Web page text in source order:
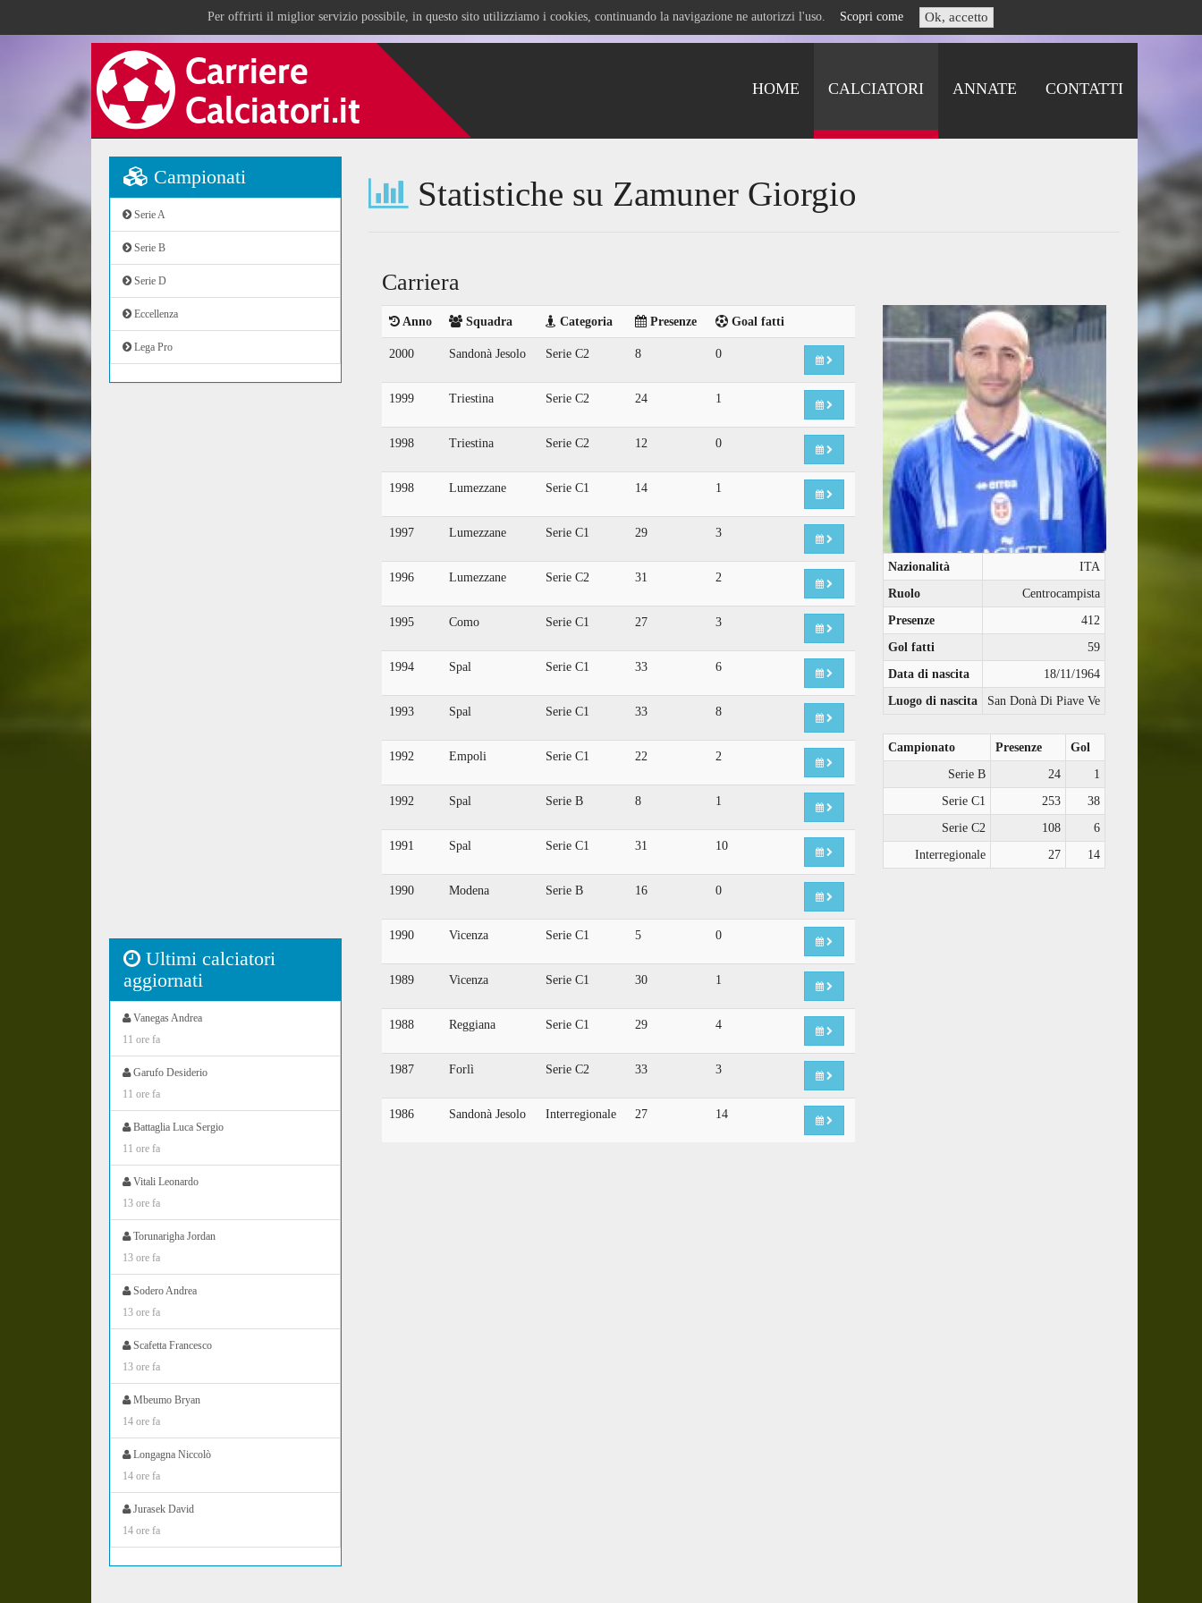
Per offrirti il miglior servizio possibile, in questo sito utilizziamo i cookies, continuando la navigazione ne autorizzi l'uso. Scopri come Ok, accetto
HOME CALCIATORI ANNATE CONTATTI
Campionati
Serie A
Serie B
Serie D
Eccellenza
Lega Pro
Ultimi calciatori
aggiornati
Vanegas Andrea
11 ore fa
Garufo Desiderio
11 ore fa
Battaglia Luca Sergio
11 ore fa
Vitali Leonardo
13 ore fa
Torunarigha Jordan
13 ore fa
Sodero Andrea
13 ore fa
Scafetta Francesco
13 ore fa
Mbeumo Bryan
14 ore fa
Longagna Niccolò
14 ore fa
Jurasek David
14 ore fa
Statistiche su Zamuner Giorgio
Carriera
Anno Squadra Categoria Presenze Goal fatti
2000 Sandonà Jesolo Serie C2 8 0
1999 Triestina Serie C2 24 1
1998 Triestina Serie C2 12 0
1998 Lumezzane Serie C1 14 1
1997 Lumezzane Serie C1 29 3
1996 Lumezzane Serie C2 31 2
1995 Como Serie C1 27 3
1994 Spal Serie C1 33 6
1993 Spal Serie C1 33 8
1992 Empoli Serie C1 22 2
1992 Spal Serie B 8 1
1991 Spal Serie C1 31 10
1990 Modena Serie B 16 0
1990 Vicenza Serie C1 5 0
1989 Vicenza Serie C1 30 1
1988 Reggiana Serie C1 29 4
1987 Forlì Serie C2 33 3
1986 Sandonà Jesolo Interregionale 27 14
Nazionalità
ITA
Ruolo
Centrocampista
Presenze
412
Gol fatti
59
Data di nascita
18/11/1964
Luogo di nascita
San Donà Di Piave Ve
Campionato Presenze
Gol
Serie B
24
1
Serie C1
253
38
Serie C2
108
6
Interregionale
27 14